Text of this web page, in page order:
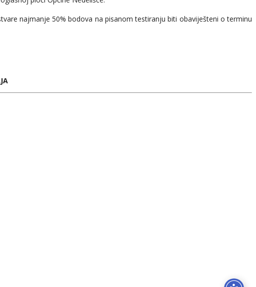
najmanje 50% bodova na pisanom testiranju biti obaviješteni o terminu